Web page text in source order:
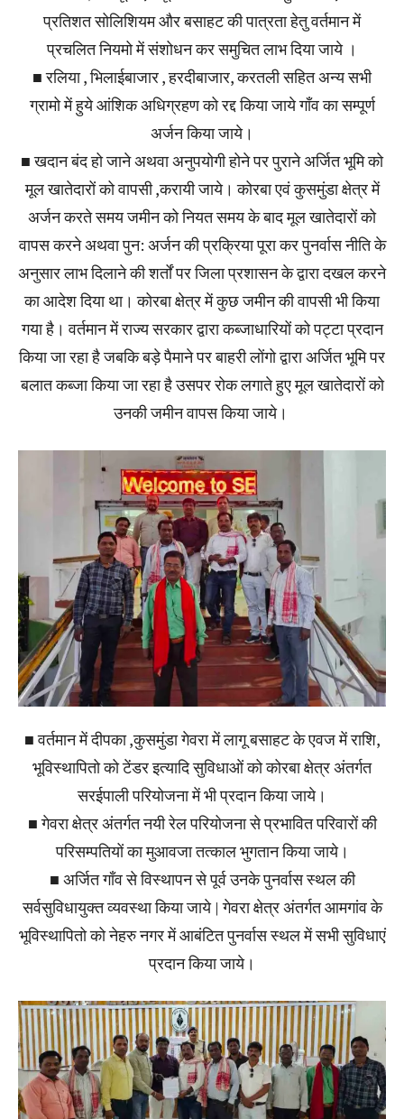
प्रतिशत सोलिशियम और बसाहट की पात्रता हेतु वर्तमान में
प्रचलित नियमो में संशोधन कर समुचित लाभ दिया जाये ।
■ रलिया , भिलाईबाजार , हरदीबाजार, करतली सहित अन्य सभी
ग्रामो में हुये आंशिक अधिग्रहण को रद्द किया जाये गाँव का सम्पूर्ण
अर्जन किया जाये।
■ खदान बंद हो जाने अथवा अनुपयोगी होने पर पुराने अर्जित भूमि को
मूल खातेदारों को वापसी ,करायी जाये। कोरबा एवं कुसमुंडा क्षेत्र में
अर्जन करते समय जमीन को नियत समय के बाद मूल खातेदारों को
वापस करने अथवा पुन: अर्जन की प्रक्रिया पूरा कर पुनर्वास नीति के
अनुसार लाभ दिलाने की शर्तों पर जिला प्रशासन के द्वारा दखल करने
का आदेश दिया था। कोरबा क्षेत्र में कुछ जमीन की वापसी भी किया
गया है। वर्तमान में राज्य सरकार द्वारा कब्जाधारियों को पट्टा प्रदान
किया जा रहा है जबकि बड़े पैमाने पर बाहरी लोंगो द्वारा अर्जित भूमि पर
बलात कब्जा किया जा रहा है उसपर रोक लगाते हुए मूल खातेदारों को
उनकी जमीन वापस किया जाये।
■ वर्तमान में दीपका ,कुसमुंडा गेवरा में लागू बसाहट के एवज में राशि,
भूविस्थापितो को टेंडर इत्यादि सुविधाओं को कोरबा क्षेत्र अंतर्गत
सरईपाली परियोजना में भी प्रदान किया जाये।
■ गेवरा क्षेत्र अंतर्गत नयी रेल परियोजना से प्रभावित परिवारों की
परिसम्पतियों का मुआवजा तत्काल भुगतान किया जाये।
■ अर्जित गाँव से विस्थापन से पूर्व उनके पुनर्वास स्थल की
सर्वसुविधायुक्त व्यवस्था किया जाये | गेवरा क्षेत्र अंतर्गत आमगांव के
भूविस्थापितो को नेहरु नगर में आबंटित पुनर्वास स्थल में सभी सुविधाएं
प्रदान किया जाये।